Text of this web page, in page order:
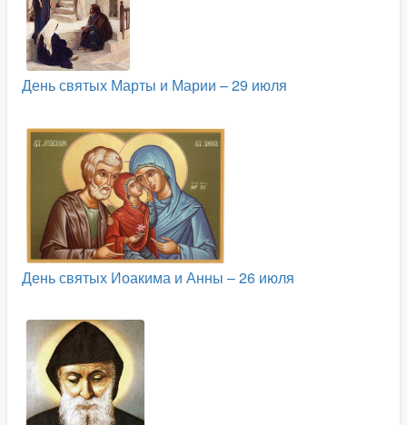
День святых Марты и Марии – 29 июля
День святых Иоакима и Анны – 26 июля